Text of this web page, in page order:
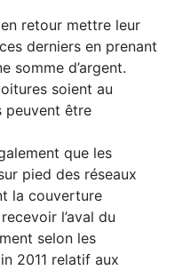
retour mettre leur
derniers en prenant
somme d’argent.
soient au
peuvent être
que les
pied des réseaux
la couverture
l’aval du
selon les
2011 relatif aux